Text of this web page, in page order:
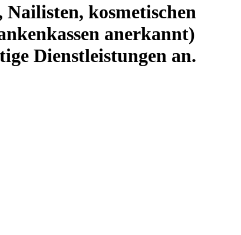
kosmetischen
anerkannt)
Dienstleistungen an.